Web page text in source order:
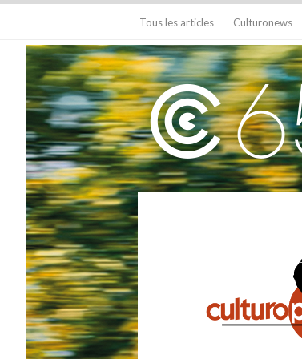
Tous les articles Culturonews